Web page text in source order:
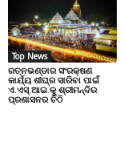
Top News
ରତ୍ନଭଣ୍ଡାର ସଂରକ୍ଷଣ
କାର୍ଯ୍ୟ ଶୀଘ୍ର ସାରିବା ପାଇଁ
ଏ.ଏସ୍.ଆଇ.କୁ ଶ୍ରୀମନ୍ଦିର
ପ୍ରଶାସନର ଚିଠି